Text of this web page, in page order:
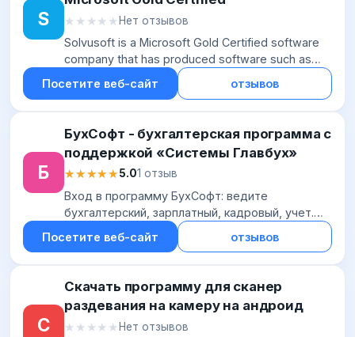
S ★★★★★
★★★★★ Нет отзывов
Solvusoft is a Microsoft Gold Certified software
company that has produced software such as
FileviewPro, SupersonicPC, Winsweeper,
PassBank and WebTV.
Посетите веб-сайт отзывов
Б
БухСофт - бухгалтерская программа с
поддержкой «Системы Главбух»
★★★★★
★★★★★5.01 отзыв
Вход в программу БухСофт: ведите
бухгалтерский, зарплатный, кадровый, учет.
Формируйте и отправляйте отчетность через
интернет
Посетите веб-сайт отзывов
С
Скачать программу для сканер
раздевания на камеру на андроид
★★★★★
★★★★★ Нет отзывов